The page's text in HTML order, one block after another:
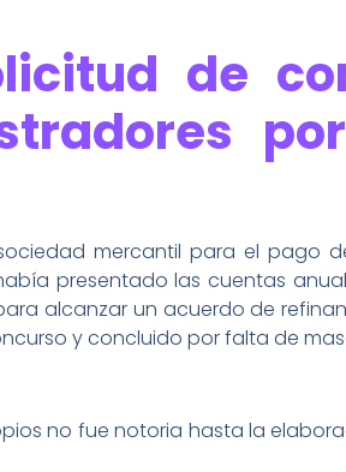
de
mercantil para el pago
presentado las cuentas
alcanzar un acuerdo de
y concluido por falta de
no fue notoria hasta la